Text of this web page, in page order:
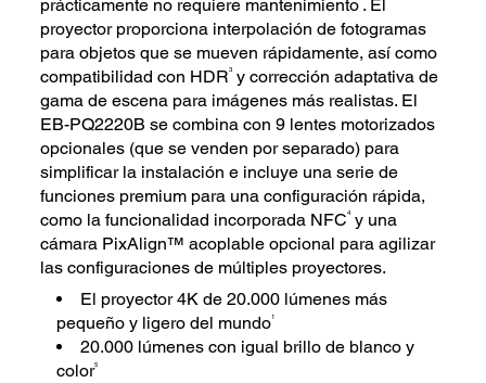
prácticamente no requiere mantenimiento. El
proyector proporciona interpolación de fotogramas
para objetos que se mueven rápidamente, así como
compatibilidad con HDR3 y corrección adaptativa de
gama de escena para imágenes más realistas. El
EB-PQ2220B se combina con 9 lentes motorizados
opcionales (que se venden por separado) para
simplificar la instalación e incluye una serie de
funciones premium para una configuración rápida,
como la funcionalidad incorporada NFC4 y una
cámara PixAlign™ acoplable opcional para agilizar
las configuraciones de múltiples proyectores.
El proyector 4K de 20.000 lúmenes más
pequeño y ligero del mundo1
20.000 lúmenes con igual brillo de blanco y
color5